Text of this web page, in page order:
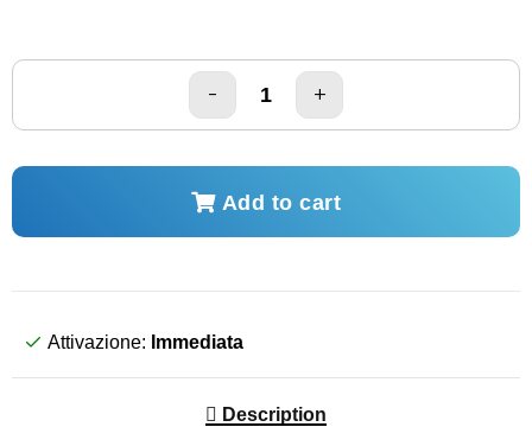
Add to cart
Attivazione: Immediata
Description